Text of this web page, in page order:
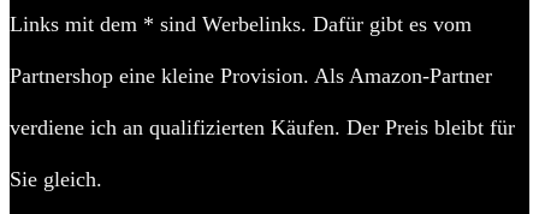
Links mit dem * sind Werbelinks. Dafür gibt es vom
Partnershop eine kleine Provision. Als Amazon-Partner
verdiene ich an qualifizierten Käufen. Der Preis bleibt für
Sie gleich.